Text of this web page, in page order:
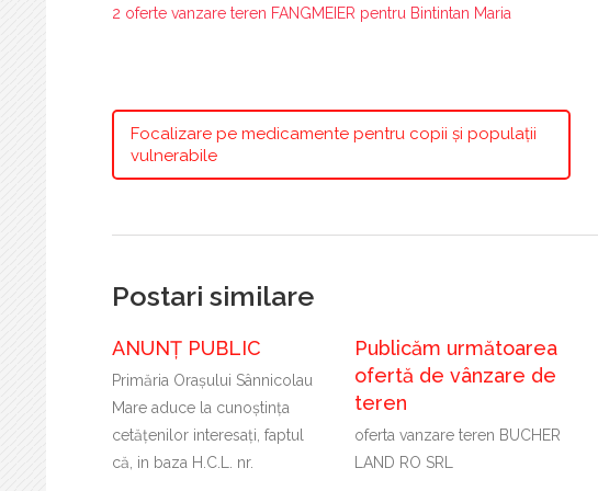
2 oferte vanzare teren FANGMEIER pentru Bintintan Maria
Focalizare pe medicamente pentru copii și populații
vulnerabile
Postari similare
ANUNȚ PUBLIC
Primăria Oraşului Sânnicolau
Mare aduce la cunoştinţa
cetăţenilor interesaţi, faptul
că, in baza H.C.L. nr.
Publicăm următoarea
ofertă de vânzare de
teren
oferta vanzare teren BUCHER
LAND RO SRL